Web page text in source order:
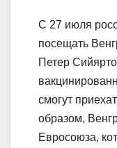
С 27 июля
посещать
Петер
смогут
образом,
Евросоюза,